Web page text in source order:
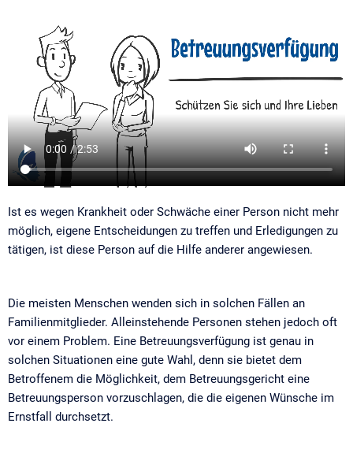
Ist es wegen Krankheit oder Schwäche einer Person nicht mehr
möglich, eigene Entscheidungen zu treffen und Erledigungen zu
tätigen, ist diese Person auf die Hilfe anderer angewiesen.
Die meisten Menschen wenden sich in solchen Fällen an
Familienmitglieder. Alleinstehende Personen stehen jedoch oft
vor einem Problem. Eine Betreuungsverfügung ist genau in
solchen Situationen eine gute Wahl, denn sie bietet dem
Betroffenem die Möglichkeit, dem Betreuungsgericht eine
Betreuungsperson vorzuschlagen, die die eigenen Wünsche im
Ernstfall durchsetzt.